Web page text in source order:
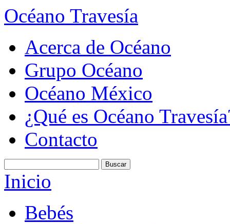
Océano Travesía
Acerca de Océano
Grupo Océano
Océano México
¿Qué es Océano
Contacto
Inicio
Bebés